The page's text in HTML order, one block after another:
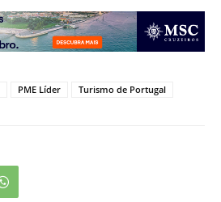
PME Líder Turismo de Portugal